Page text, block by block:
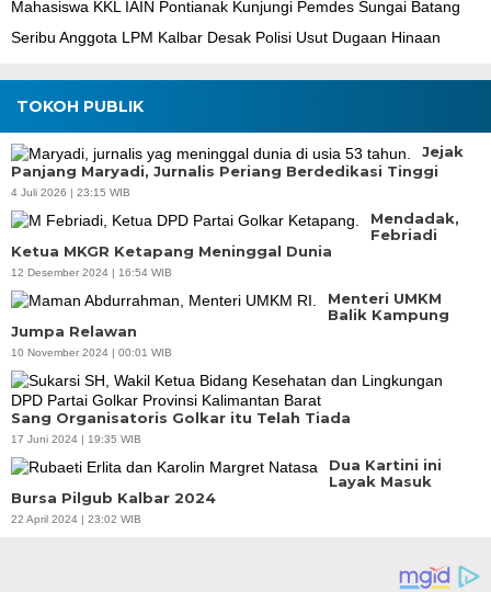
Mahasiswa KKL IAIN Pontianak Kunjungi Pemdes Sungai Batang
Seribu Anggota LPM Kalbar Desak Polisi Usut Dugaan Hinaan
TOKOH PUBLIK
Jejak
Panjang Maryadi, Jurnalis Periang Berdedikasi Tinggi
4 Juli 2026 | 23:15 WIB
Mendadak,
Febriadi
Ketua MKGR Ketapang Meninggal Dunia
12 Desember 2024 | 16:54 WIB
Menteri UMKM
Balik Kampung
Jumpa Relawan
10 November 2024 | 00:01 WIB
Sang Organisatoris Golkar itu Telah Tiada
17 Juni 2024 | 19:35 WIB
Dua Kartini ini
Layak Masuk
Bursa Pilgub Kalbar 2024
22 April 2024 | 23:02 WIB